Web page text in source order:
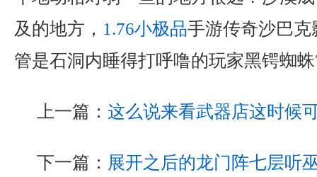
及的地方， 1.76小极品手游传奇沙巴
管是石洞内睡得打呼噜的玩家黑锷蜘蛛
上一篇： 这么说来看武器店这时候
下一篇： 展开之后的龙门阵七层听